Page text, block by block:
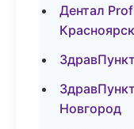
Дентал
Красноярск
Новгород